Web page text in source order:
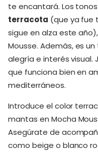
te encantará. Los
terracota (que ya fue
sigue en alza este
Mousse. Además, es
alegría e interés
que funciona bien en
mediterráneos.
Introduce el color
mantas en Mocha
Asegúrate de
como beige o blanco